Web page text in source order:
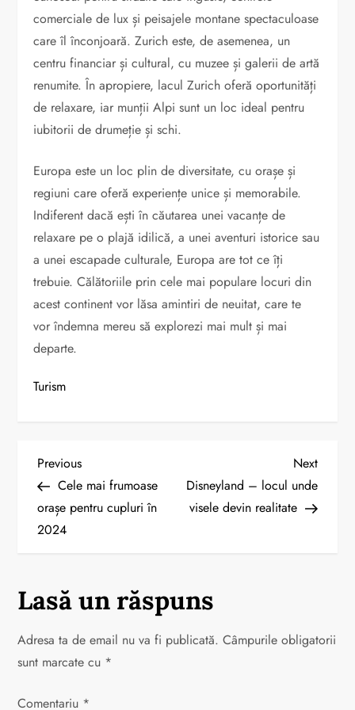
comerciale de lux și peisajele montane spectaculoase
care îl înconjoară. Zurich este, de asemenea, un
centru financiar și cultural, cu muzee și galerii de artă
renumite. În apropiere, lacul Zurich oferă oportunități
de relaxare, iar munții Alpi sunt un loc ideal pentru
iubitorii de drumeție și schi.
Europa este un loc plin de diversitate, cu orașe și
regiuni care oferă experiențe unice și memorabile.
Indiferent dacă ești în căutarea unei vacanțe de
relaxare pe o plajă idilică, a unei aventuri istorice sau
a unei escapade culturale, Europa are tot ce îți
trebuie. Călătoriile prin cele mai populare locuri din
acest continent vor lăsa amintiri de neuitat, care te
vor îndemna mereu să explorezi mai mult și mai
departe.
Turism
N
a
v
g
a
r
Previous
Post
Previous
Cele mai frumoase
orașe pentru cupluri în
2024
Next
Post
Next
Disneyland – locul unde
visele devin realitate
Lasă un răspuns
Adresa ta de email nu va fi publicată. Câmpurile obligatorii
sunt marcate cu *
Comentariu *